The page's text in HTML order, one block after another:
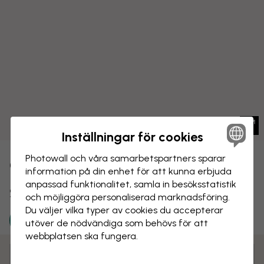
San Francisco Californiens skyline
CANVASTAVLA Spara
Inställningar för cookies
Photowall och våra samarbets­partners sparar
information på din enhet för att kunna erbjuda
anpassad funktionalitet, samla in besöks­statistik
och möjliggöra personaliserad marknads­föring.
Du väljer vilka typer av cookies du accepterar
utöver de nödvändiga som behövs för att
webbplatsen ska fungera.